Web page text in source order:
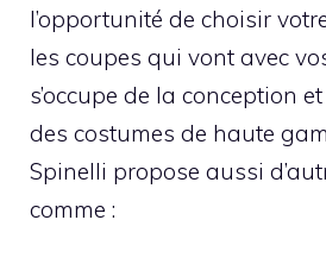
l’opportunité de choisir
les coupes qui vont avec
s’occupe de la conception
des costumes de haute
Spinelli propose aussi
comme :